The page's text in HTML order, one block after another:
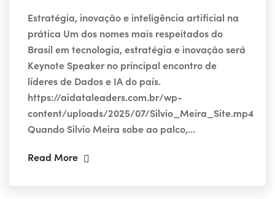
Estratégia, inovação e inteligência artificial na
prática Um dos nomes mais respeitados do
Brasil em tecnologia, estratégia e inovação será
Keynote Speaker no principal encontro de
líderes de Dados e IA do país.
https://aidataleaders.com.br/wp-
content/uploads/2025/07/Silvio_Meira_Site.mp4
Quando Silvio Meira sobe ao palco,…
Read More